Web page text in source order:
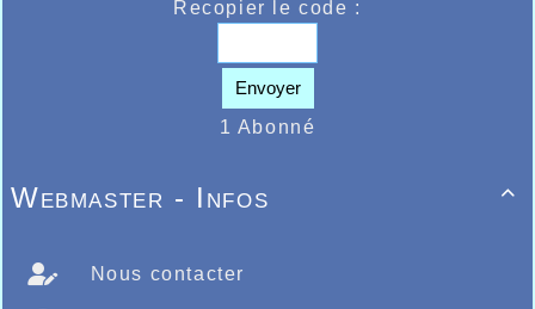
Recopier le code :
Envoyer
1 Abonné

Webmaster - Infos
Nous contacter